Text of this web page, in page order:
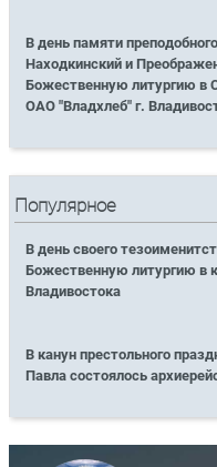
В день памяти
Находкинский и
Божественную литургию в
ОАО "Владхлеб" г.
Популярное
В день своего
Божественную литургию в
Владивостока
В канун престольного
Павла состоялось